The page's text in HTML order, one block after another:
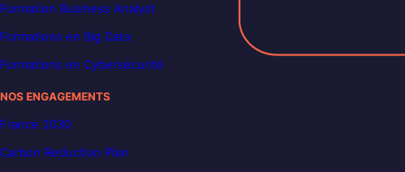
Formation Business Analyst
Formations en Big Data
Formations en Cybersécurité
NOS ENGAGEMENTS
France 2030
Carbon Reduction Plan